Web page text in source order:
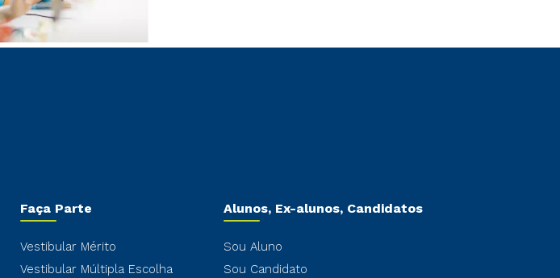
Faça Parte
Vestibular Mérito
Vestibular Múltipla Escolha
Alunos, Ex-alunos, Candidatos
Sou Aluno
Sou Candidato